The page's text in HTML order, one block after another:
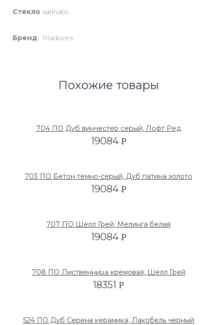
Стекло satinato
Бренд Triadoors
Похожие товары
704 ПО Дуб винчестер серый, Лофт Ред
19084 Р
703 ПО Бетон темно-серый, Дуб патина золото
19084 Р
707 ПО Шелл Грей, Мелинга белая
19084 Р
708 ПО Лиственница кремовая, Шелл Грей
18351 Р
524 ПО Дуб Серена керамика, Лакобель черный